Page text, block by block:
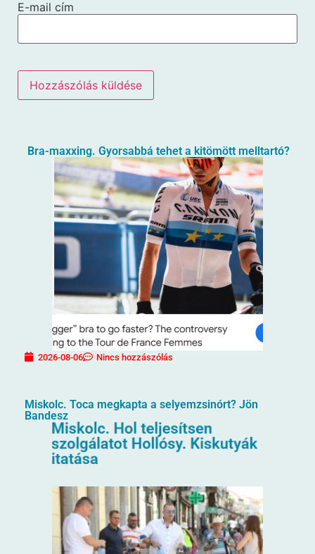
E-mail cím
Bra-maxxing. Gyorsabbá tehet a kitömött melltartó?
2026-08-06 Nincs hozzászólás
Miskolc. Toca megkapta a selyemzsinórt? Jön
Bandesz